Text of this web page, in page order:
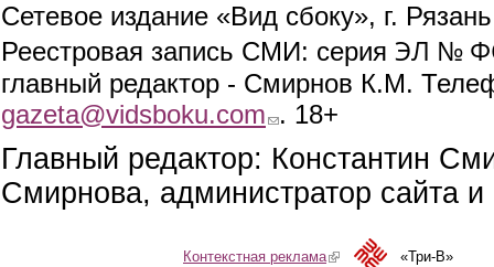
Сетевое издание «Вид сбоку», г.
Реестровая запись СМИ: серия ЭЛ №
главный редактор - Смирнов К.М.
gazeta@vidsboku.com (link sends e-mail)
. 18+
Главный редактор: Константин
Смирнова, администратор сайта
Контекстная реклама(link is external)«Три-В»